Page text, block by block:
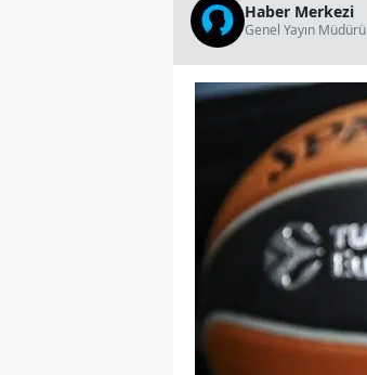
Haber Merkezi
Genel Yayın Müdürü